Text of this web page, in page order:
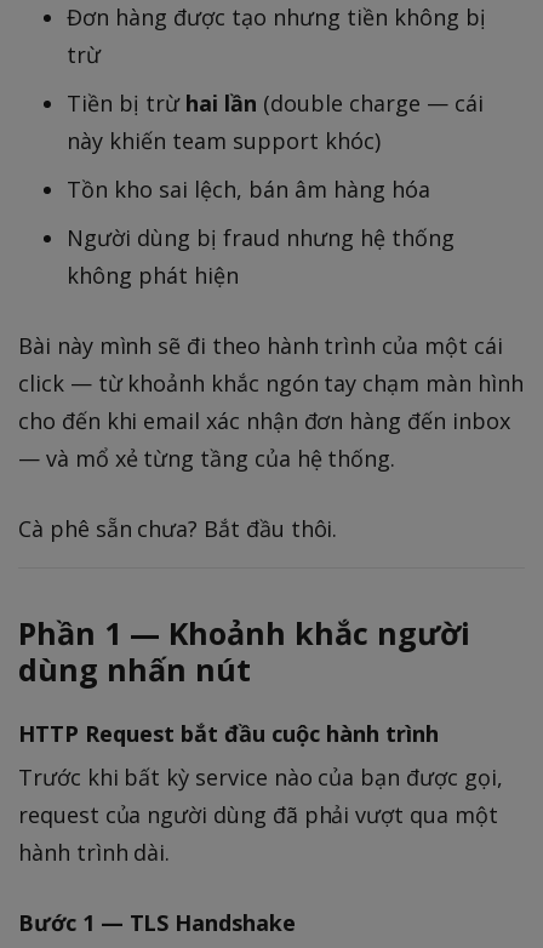
Đơn hàng được tạo nhưng tiền không bị
trừ
Tiền bị trừ hai lần (double charge — cái
này khiến team support khóc)
Tồn kho sai lệch, bán âm hàng hóa
Người dùng bị fraud nhưng hệ thống
không phát hiện
Bài này mình sẽ đi theo hành trình của một cái
click — từ khoảnh khắc ngón tay chạm màn hình
cho đến khi email xác nhận đơn hàng đến inbox
— và mổ xẻ từng tầng của hệ thống.
Cà phê sẵn chưa? Bắt đầu thôi.
Phần 1 — Khoảnh khắc người
dùng nhấn nút
HTTP Request bắt đầu cuộc hành trình
Trước khi bất kỳ service nào của bạn được gọi,
request của người dùng đã phải vượt qua một
hành trình dài.
Bước 1 — TLS Handshake